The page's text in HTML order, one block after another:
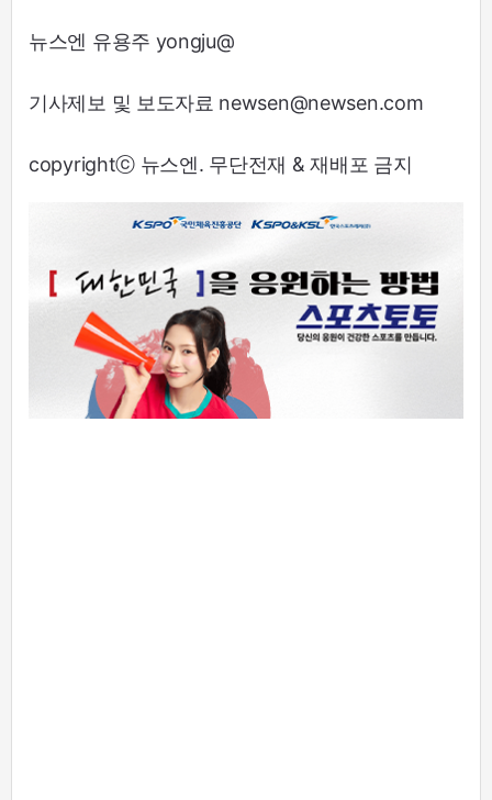
뉴스엔 유용주 yongju@
기사제보 및 보도자료 newsen@newsen.com
copyrightⓒ 뉴스엔. 무단전재 & 재배포 금지